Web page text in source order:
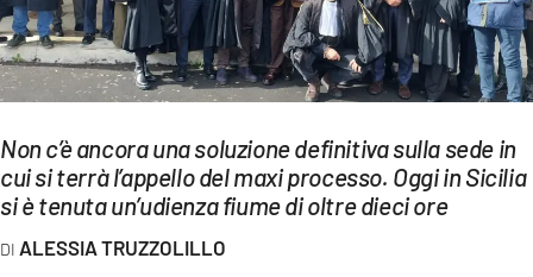
Streaming
LAC TV
LAC NETWORK
LAC ONAIR
Non c’è ancora una soluzione definitiva sulla sede in
cui si terrà l’appello del maxi processo. Oggi in Sicilia
si è tenuta un’udienza fiume di oltre dieci ore
ALESSIA TRUZZOLILLO